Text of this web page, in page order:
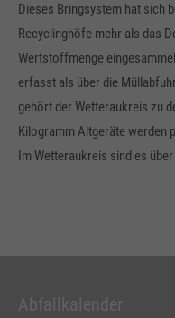
Dieses Bringsystem hat sich
Recyclinghöfe mehr als das
Wertstoffmenge
erfasst als über die
gehört der Wetteraukreis zu
Kilogramm Altgeräte werden
Im Wetteraukreis sind es
Abfallkalender